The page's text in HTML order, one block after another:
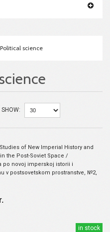
science
SHOW:
of New Imperial History and
the Post-Soviet Space /
po novoj imperskoj istorii i
v postsovetskom prostranstve, №2,
in stock